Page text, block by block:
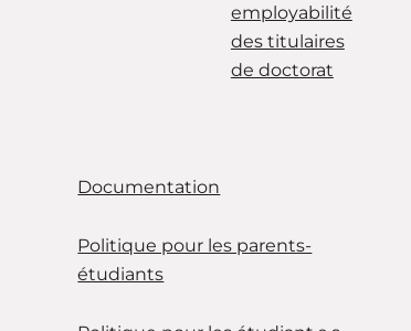
employabilité
des titulaires
de doctorat
Documentation
Politique pour les parents-
étudiants